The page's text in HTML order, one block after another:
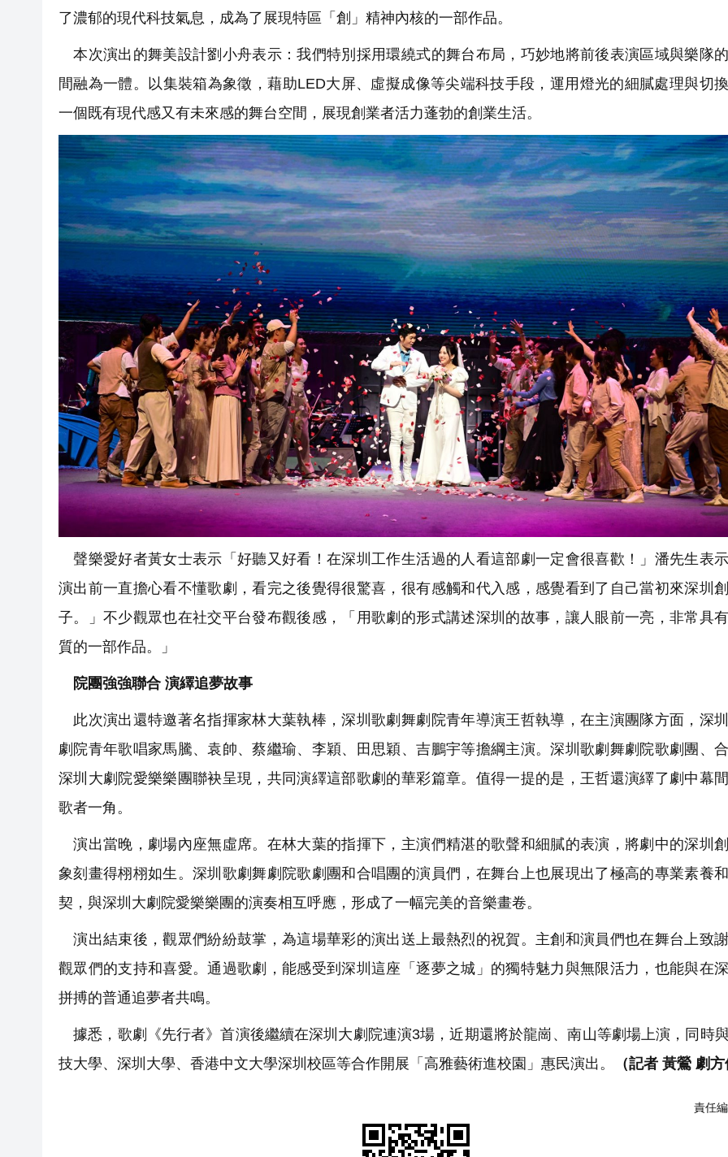
了濃郁的現代科技氣息，成為了展現特區「創」精神內核的一部作品。
本次演出的舞美設計劉小舟表示：我們特別採用環繞式的舞台布局，巧妙地將前後表演區域與樂隊
間融為一體。以集裝箱為象徵，藉助LED大屏、虛擬成像等尖端科技手段，運用燈光的細膩處理與切
一個既有現代感又有未來感的舞台空間，展現創業者活力蓬勃的創業生活。
聲樂愛好者黃女士表示「好聽又好看！在深圳工作生活過的人看這部劇一定會很喜歡！」潘先生表
演出前一直擔心看不懂歌劇，看完之後覺得很驚喜，很有感觸和代入感，感覺看到了自己當初來深圳
子。」不少觀眾也在社交平台發布觀後感，「用歌劇的形式講述深圳的故事，讓人眼前一亮，非常具
質的一部作品。」
院團強強聯合 演繹追夢故事
此次演出還特邀著名指揮家林大葉執棒，深圳歌劇舞劇院青年導演王哲執導，在主演團隊方面，深
劇院青年歌唱家馬騰、袁帥、蔡繼瑜、李穎、田思穎、吉鵬宇等擔綱主演。深圳歌劇舞劇院歌劇團、
深圳大劇院愛樂樂團聯袂呈現，共同演繹這部歌劇的華彩篇章。值得一提的是，王哲還演繹了劇中幕
歌者一角。
演出當晚，劇場內座無虛席。在林大葉的指揮下，主演們精湛的歌聲和細膩的表演，將劇中的深圳
象刻畫得栩栩如生。深圳歌劇舞劇院歌劇團和合唱團的演員們，在舞台上也展現出了極高的專業素養
契，與深圳大劇院愛樂樂團的演奏相互呼應，形成了一幅完美的音樂畫卷。
演出結束後，觀眾們紛紛鼓掌，為這場華彩的演出送上最熱烈的祝賀。主創和演員們也在舞台上致
觀眾們的支持和喜愛。通過歌劇，能感受到深圳這座「逐夢之城」的獨特魅力與無限活力，也能與在
拼搏的普通追夢者共鳴。
據悉，歌劇《先行者》首演後繼續在深圳大劇院連演3場，近期還將於龍崗、南山等劇場上演，同時
技大學、深圳大學、香港中文大學深圳校區等合作開展「高雅藝術進校園」惠民演出。
（記者 黃鶯 劇
責任